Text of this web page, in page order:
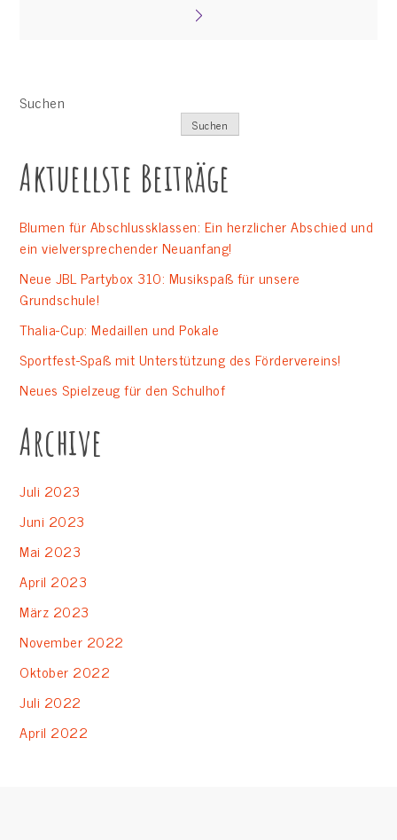
Suchen
Suchen
Aktuellste Beiträge
Blumen für Abschlussklassen: Ein herzlicher Abschied und
ein vielversprechender Neuanfang!
Neue JBL Partybox 310: Musikspaß für unsere
Grundschule!
Thalia-Cup: Medaillen und Pokale
Sportfest-Spaß mit Unterstützung des Fördervereins!
Neues Spielzeug für den Schulhof
Archive
Juli 2023
Juni 2023
Mai 2023
April 2023
März 2023
November 2022
Oktober 2022
Juli 2022
April 2022